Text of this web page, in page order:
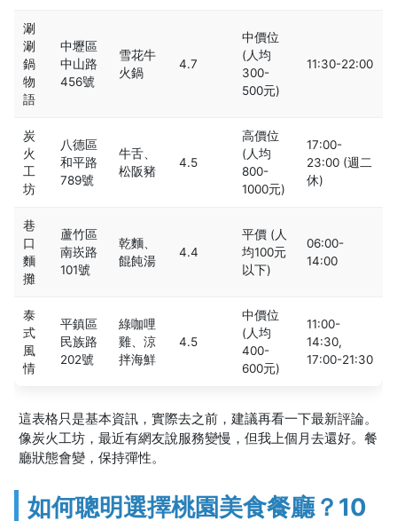
涮
涮
鍋
物
語
中壢區
中山路
456號
雪花牛
火鍋
4.7
中價位
(人均
300-
500元)
11:30-22:00
炭
火
工
坊
八德區
和平路
789號
牛舌、
松阪豬
4.5
高價位
(人均
800-
1000元)
17:00-
23:00 (週二
休)
巷
口
麵
攤
蘆竹區
南崁路
101號
乾麵、
餛飩湯
4.4
平價 (人
均100元
以下)
06:00-
14:00
泰
式
風
情
平鎮區
民族路
202號
綠咖哩
雞、涼
拌海鮮
4.5
中價位
(人均
400-
600元)
11:00-
14:30,
17:00-21:30
這表格只是基本資訊，實際去之前，建議再看一下最新評論。
像炭火工坊，最近有網友說服務變慢，但我上個月去還好。餐
廳狀態會變，保持彈性。
如何聰明選擇桃園美食餐廳？10